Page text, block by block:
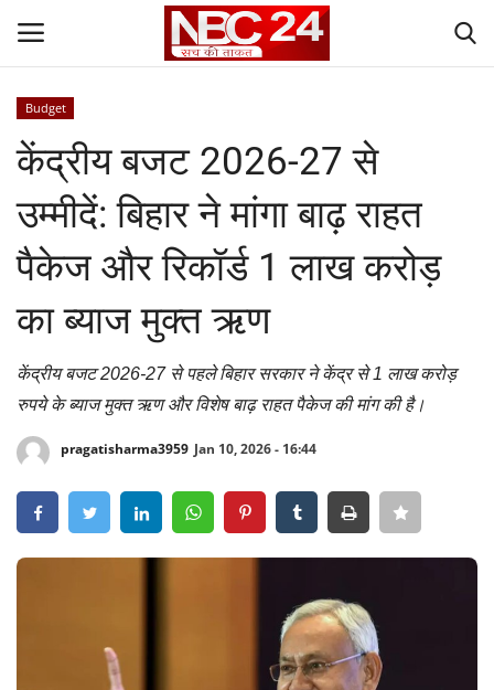
Contact
Gallery
National
World
Crime
Budget
केंद्रीय बजट 2026-27 से
उम्मीदें: बिहार ने मांगा बाढ़ राहत
पैकेज और रिकॉर्ड 1 लाख करोड़
का ब्याज मुक्त ऋण
केंद्रीय बजट 2026-27 से पहले बिहार सरकार ने केंद्र से 1 लाख करोड़
रुपये के ब्याज मुक्त ऋण और विशेष बाढ़ राहत पैकेज की मांग की है।
pragatisharma3959 Jan 10, 2026 - 16:44